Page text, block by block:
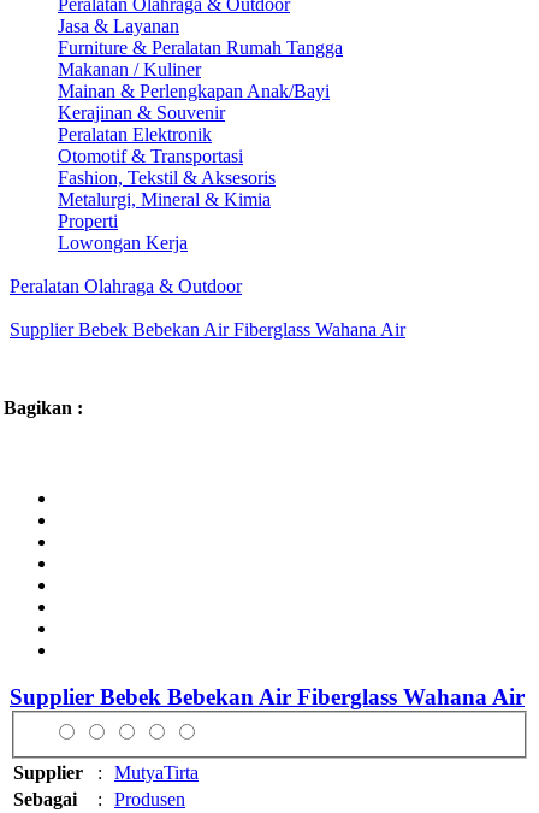
Jasa & Layanan
Furniture & Peralatan Rumah Tangga
Makanan / Kuliner
Mainan & Perlengkapan Anak/Bayi
Kerajinan & Souvenir
Peralatan Elektronik
Otomotif & Transportasi
Fashion, Tekstil & Aksesoris
Metalurgi, Mineral & Kimia
Properti
Lowongan Kerja
Peralatan Olahraga & Outdoor
Supplier Bebek Bebekan Air Fiberglass Wahana Air
Bagikan :
Supplier Bebek Bebekan Air Fiberglass Wahana Air
Supplier :
MutyaTirta
Sebagai
:
Produsen